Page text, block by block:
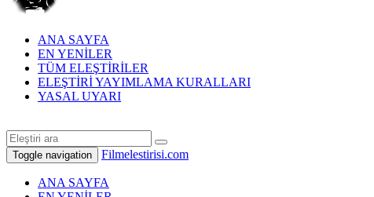
ANA SAYFA
EN YENİLER
TÜM ELEŞTİRİLER
ELEŞTİRİ YAYIMLAMA KURALLARI
YASAL UYARI
Toggle navigation Filmelestirisi.com
ANA SAYFA